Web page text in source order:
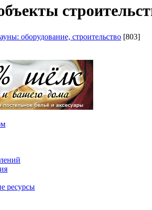
оборудование, строительство [803]
ресурсы